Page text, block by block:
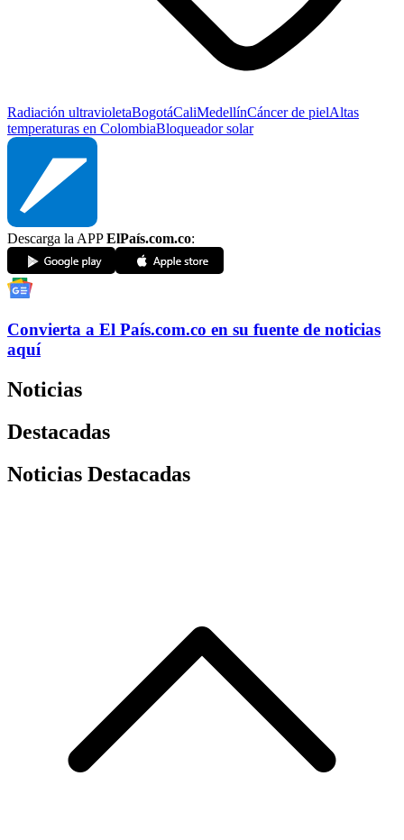
Radiación ultravioletaBogotáCaliMedellínCáncer de pielAltas
temperaturas en ColombiaBloqueador solar
Descarga la APPElPaís.com.co:
Convierta a El País.com.co en su fuente de noticias
aquí
Noticias
Destacadas
Noticias Destacadas